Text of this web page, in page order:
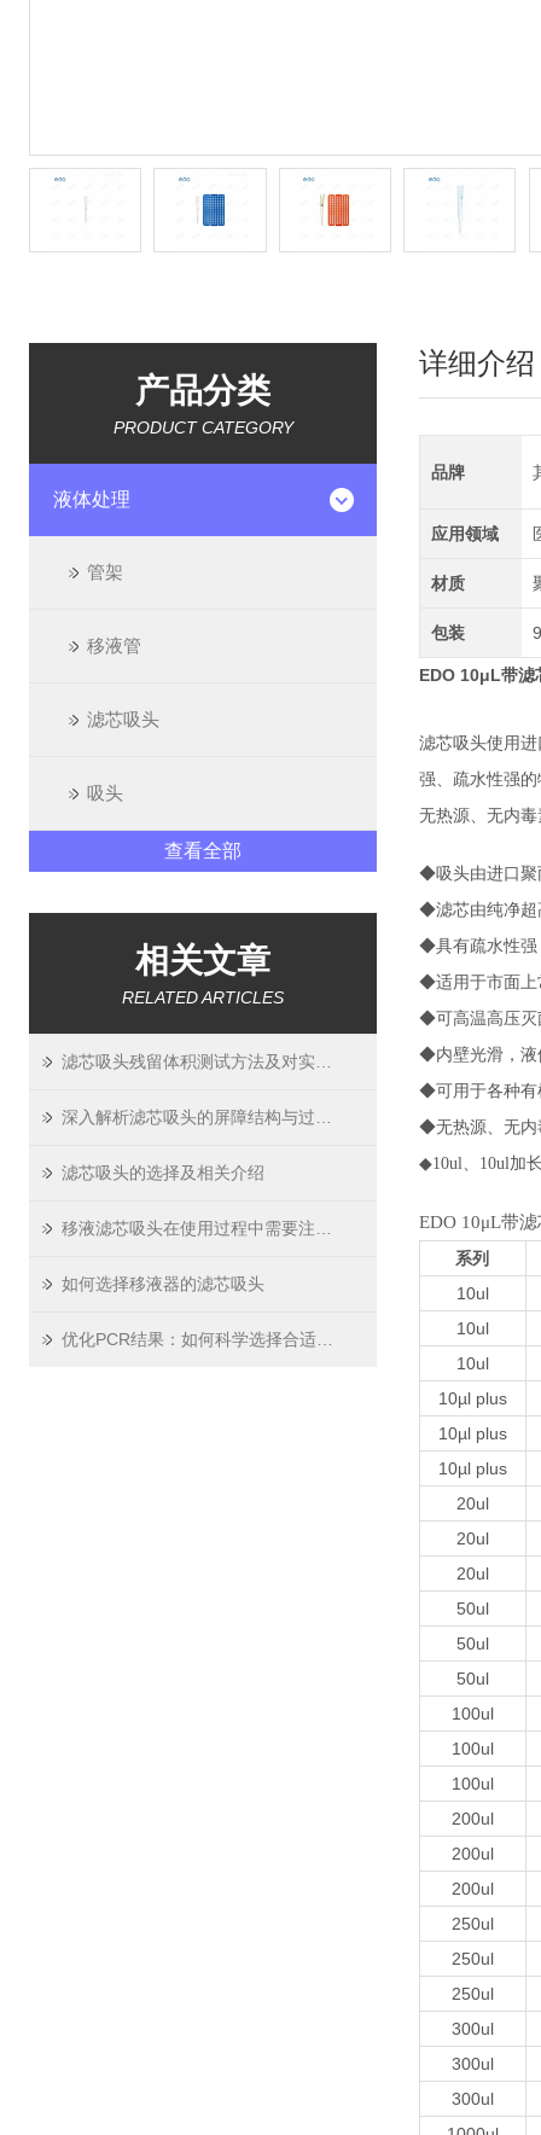
产品分类
PRODUCT CATEGORY
液体处理
管架
移液管
滤芯吸头
吸头
查看全部
相关文章
RELATED ARTICLES
滤芯吸头的选择及相关介绍
如何选择移液器的滤芯吸头
详细介绍
品牌
应用领域
材质
包装
EDO 10μL带滤
滤芯吸头使用
强、疏水性强
无热源、无内
◆吸头由进口聚
◆滤芯由纯净超
◆具有疏水性强
◆适用于市面上
◆可高温高压
◆内壁光滑，
◆可用于各种
◆无热源、无内
◆10ul、10ul加
EDO 10μL带
系列
10ul
10ul
10ul
10µl plus
10µl plus
10µl plus
20ul
20ul
20ul
50ul
50ul
50ul
100ul
100ul
100ul
200ul
200ul
200ul
250ul
250ul
250ul
300ul
300ul
300ul